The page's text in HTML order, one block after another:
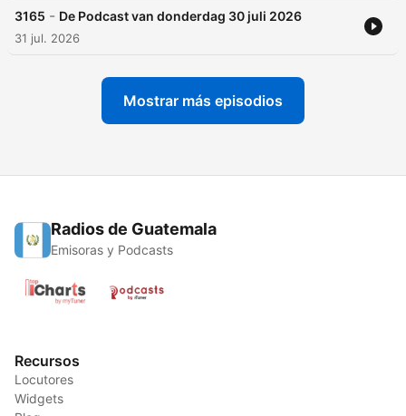
3165 - De Podcast van donderdag 30 juli 2026
31 jul. 2026
Mostrar más episodios
Radios de Guatemala
Emisoras y Podcasts
Recursos
Locutores
Widgets